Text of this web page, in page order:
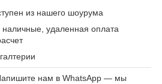
из нашего шоурума
наличные, удаленная оплата
нам в WhatsApp — мы